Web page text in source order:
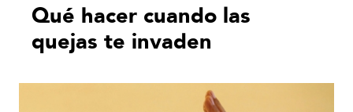
Qué hacer cuando las
quejas te invaden